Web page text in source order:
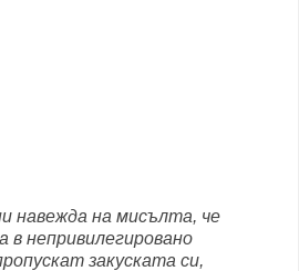
навежда на мисълта, че
в непривилегировано
закуската си,